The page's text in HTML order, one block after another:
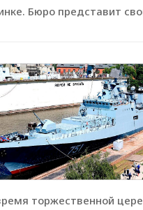
Бюро представит
торжественной